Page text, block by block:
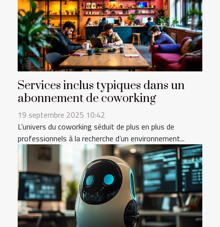
Services inclus typiques dans un
abonnement de coworking
19 septembre 2025 10:42
L’univers du coworking séduit de plus en plus de
professionnels à la recherche d’un environnement...